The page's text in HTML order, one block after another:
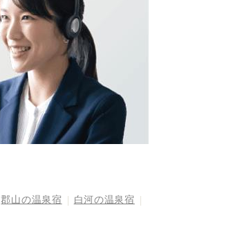
郡山の温泉宿
白河の温泉宿